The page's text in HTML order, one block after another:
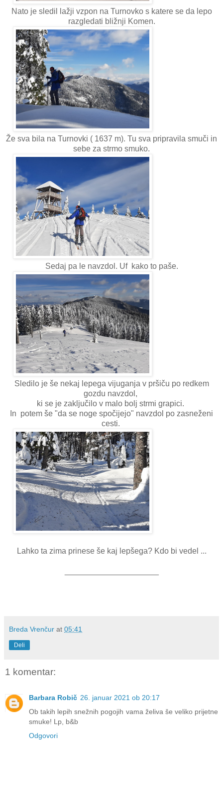
Nato je sledil lažji vzpon na Turnovko s katere se da lepo
razgledati bližnji Komen.
Že sva bila na Turnovki ( 1637 m). Tu sva pripravila smuči in
sebe za strmo smuko.
Sedaj pa le navzdol. Uf kako to paše.
Sledilo je še nekaj lepega vijuganja v pršiču po redkem
gozdu navzdol,
ki se je zaključilo v malo bolj strmi grapici.
In potem še "da se noge spočijejo" navzdol po zasneženi
cesti.
Lahko ta zima prinese še kaj lepšega? Kdo bi vedel ...
Breda Vrenčur at 05:41
Deli
1 komentar:
Barbara Robič 26. januar 2021 ob 20:17
Ob takih lepih snežnih pogojih vama želiva še veliko prijetne
smuke! Lp, b&b
Odgovori